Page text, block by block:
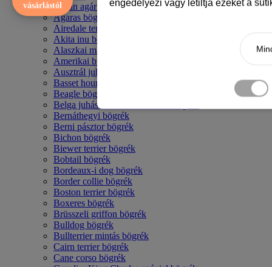
Afgán agár bögrék
Agaras bögrék
Airedale terrier mintás bögre
Akita inu bögrék
Alaszkai malamut bögrék
Amerikai bulldog mintás bögrék
Ausztrál juhászkutya bögrék
Basset hound mintás bögrék
Beagle bögrék
Belga juhász - malinois mintás bögrék
Bernáthegyi bögrék
Berni pásztor bögrék
Bichon bögrék
Biewer terrier bögrék
Bobtail bögrék
Bordeaux-i dog bögrék
Border collie bögrék
Boston terrier bögrék
Boxeres bögrék
Brüsszeli griffon bögrék
Bulldog bögrék
Bullterrier mintás bögrék
Cairn terrier bögrék
Cane corso bögrék
vásárlástól
engedélyezi vagy letiltja ezeket a